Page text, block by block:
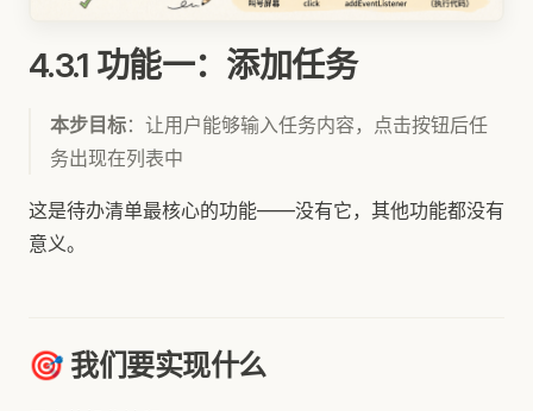
4.3.1 功能一：添加任务
本步目标：让用户能够输入任务内容，点击按钮后任
务出现在列表中
这是待办清单最核心的功能——没有它，其他功能都没有
意义。
🎯 我们要实现什么